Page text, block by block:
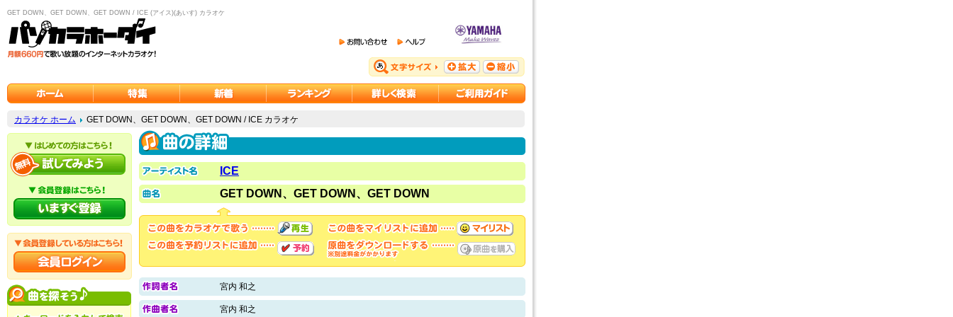
GET DOWN、GET DOWN、GET DOWN / ICE (アイス)(あいす) カラオケ
カラオケ ホーム GET DOWN、GET DOWN、GET DOWN / ICE カラオケ
ICE
GET DOWN、GET DOWN、GET DOWN
宮内 和之
宮内 和之